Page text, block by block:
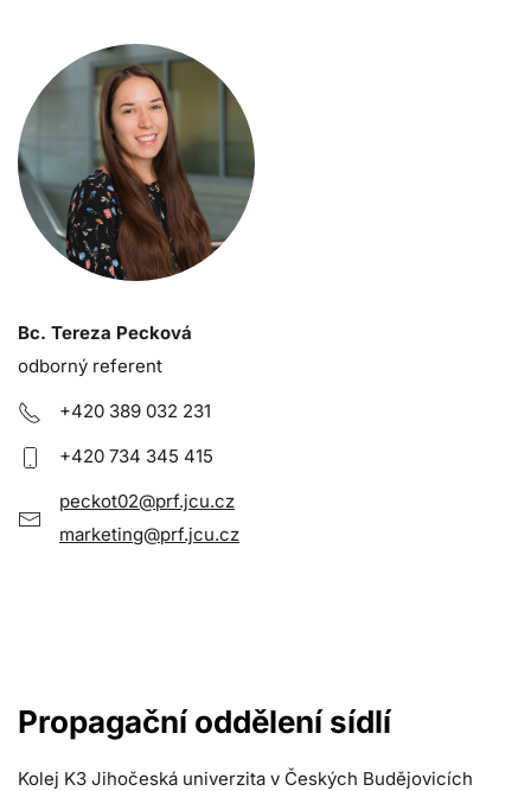
Bc. Tereza Pecková
odborný referent
+420 389 032 231
+420 734 345 415
peckot02@prf.jcu.cz
marketing@prf.jcu.cz
Propagační oddělení sídlí
Kolej K3 Jihočeská univerzita v Českých Budějovicích